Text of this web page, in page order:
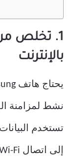
1. تخلص
بالإنترنت
تستخدم